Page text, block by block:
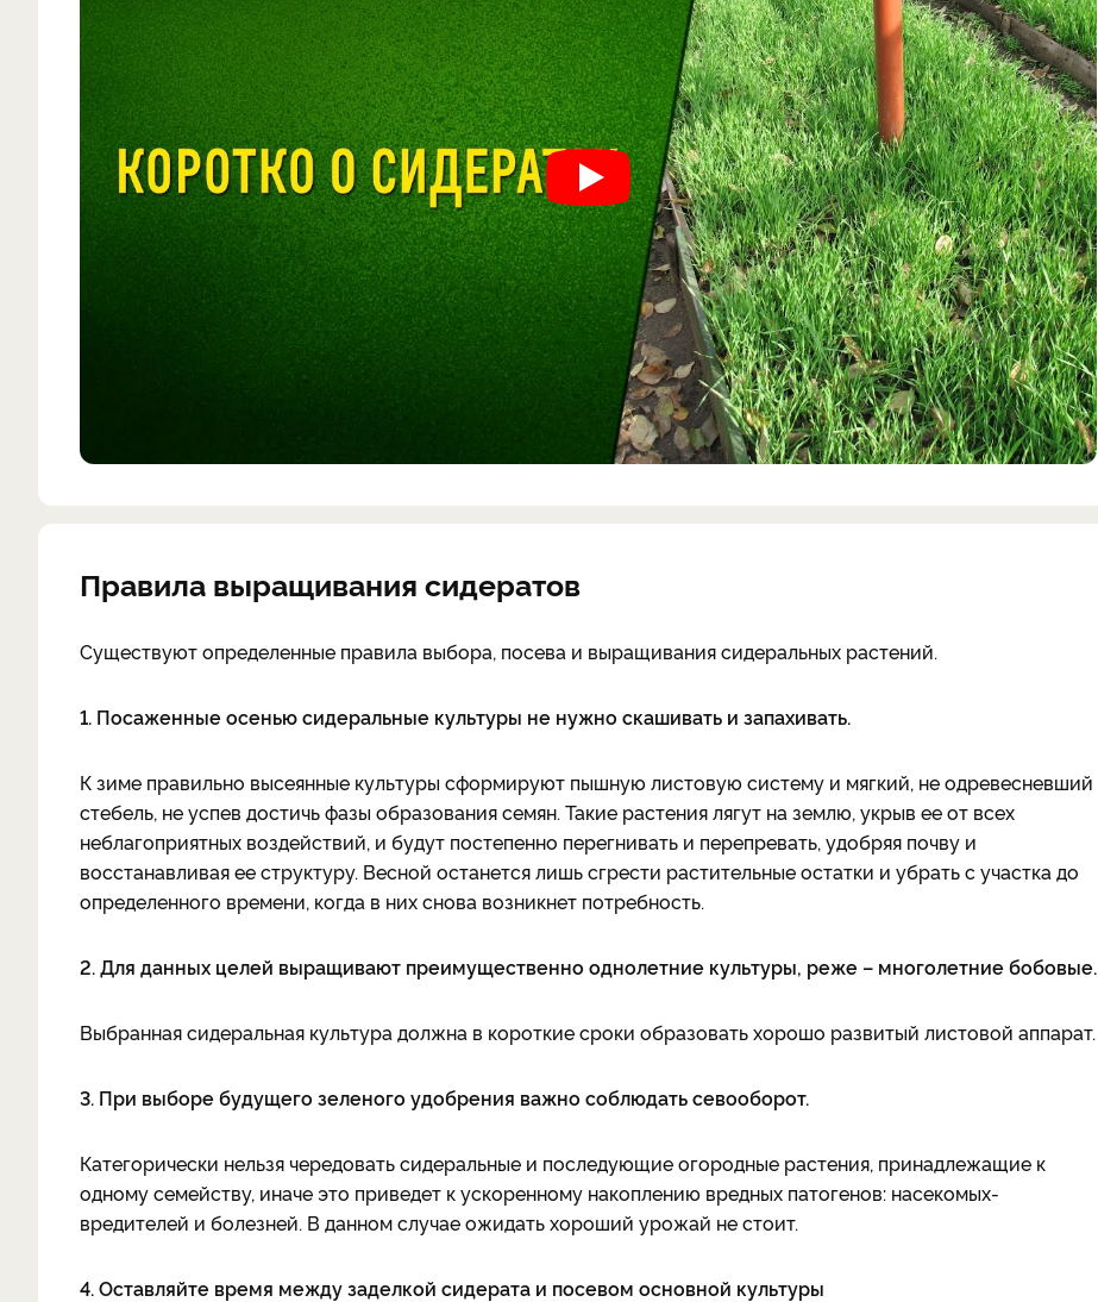
Правила выращивания сидератов
Существуют определенные правила выбора, посева и выращивания сидеральных растений.
1. Посаженные осенью сидеральные культуры не нужно скашивать и запахивать.
К зиме правильно высеянные культуры сформируют пышную листовую систему и мягкий, не одревесневший
стебель, не успев достичь фазы образования семян. Такие растения лягут на землю, укрыв ее от всех
неблагоприятных воздействий, и будут постепенно перегнивать и перепревать, удобряя почву и
восстанавливая ее структуру. Весной останется лишь сгрести растительные остатки и убрать с участка до
определенного времени, когда в них снова возникнет потребность.
2. Для данных целей выращивают преимущественно однолетние культуры, реже – многолетние бобовые.
Выбранная сидеральная культура должна в короткие сроки образовать хорошо развитый листовой аппарат.
3. При выборе будущего зеленого удобрения важно соблюдать севооборот.
Категорически нельзя чередовать сидеральные и последующие огородные растения, принадлежащие к
одному семейству, иначе это приведет к ускоренному накоплению вредных патогенов: насекомых-
вредителей и болезней. В данном случае ожидать хороший урожай не стоит.
4. Оставляйте время между заделкой сидерата и посевом основной культуры